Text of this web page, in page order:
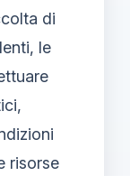
di
le
risorse